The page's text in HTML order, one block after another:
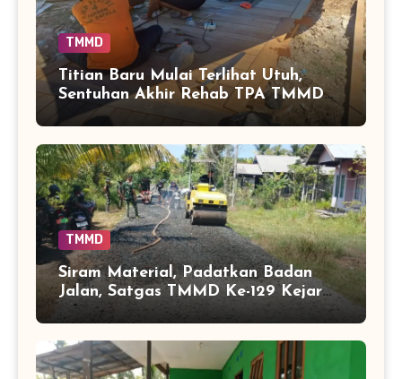
TMMD
Titian Baru Mulai Terlihat Utuh,
Sentuhan Akhir Rehab TPA TMMD
Perkuat Akses Warga di Tamban
TMMD
Siram Material, Padatkan Badan
Jalan, Satgas TMMD Ke-129 Kejar
Kualitas Akses Desa Tamban
Bangun